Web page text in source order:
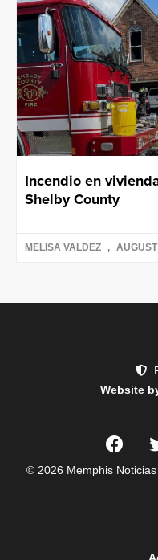
Incendio en
Shelby County
MELISA VALDEZ
Website
© 2026 Memphis